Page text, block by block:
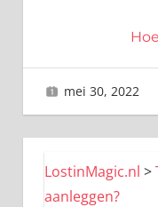
mei 30, 2022
LostinMagic.nl >
aanleggen?